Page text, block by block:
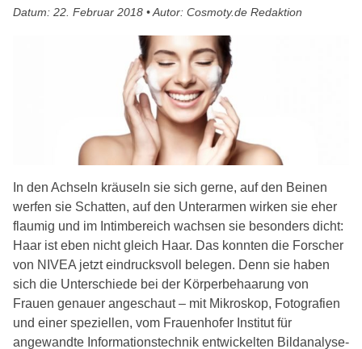
Datum: 22. Februar 2018 • Autor: Cosmoty.de Redaktion
In den Achseln kräuseln sie sich gerne, auf den Beinen
werfen sie Schatten, auf den Unterarmen wirken sie eher
flaumig und im Intimbereich wachsen sie besonders dicht:
Haar ist eben nicht gleich Haar. Das konnten die Forscher
von NIVEA jetzt eindrucksvoll belegen. Denn sie haben
sich die Unterschiede bei der Körperbehaarung von
Frauen genauer angeschaut – mit Mikroskop, Fotografien
und einer speziellen, vom Frauenhofer Institut für
angewandte Informationstechnik entwickelten Bildanalyse-